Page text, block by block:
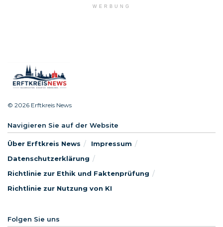
WERBUNG
© 2026 Erftkreis News
Navigieren Sie auf der Website
Über Erftkreis News
Impressum
Datenschutzerklärung
Richtlinie zur Ethik und Faktenprüfung
Richtlinie zur Nutzung von KI
Folgen Sie uns